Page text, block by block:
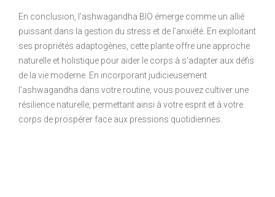
En conclusion, l’ashwagandha BIO émerge comme un allié
puissant dans la gestion du stress et de l’anxiété. En exploitant
ses propriétés adaptogènes, cette plante offre une approche
naturelle et holistique pour aider le corps à s’adapter aux défis
de la vie moderne. En incorporant judicieusement
l’ashwagandha dans votre routine, vous pouvez cultiver une
résilience naturelle, permettant ainsi à votre esprit et à votre
corps de prospérer face aux pressions quotidiennes.